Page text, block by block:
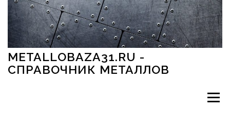
Перейти к содержимому
METALLOBAZA31.RU -
СПРАВОЧНИК МЕТАЛЛОВ
Меню